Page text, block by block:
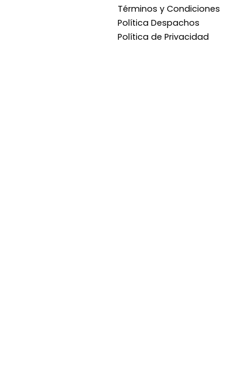
Términos y Condiciones
Política Despachos
Política de Privacidad